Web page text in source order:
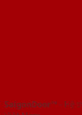
SaigonDoor™ - Hệ